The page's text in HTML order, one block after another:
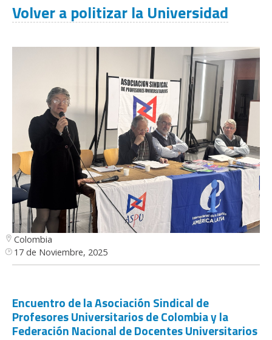
Volver a politizar la Universidad
Colombia
17 de Noviembre, 2025
Encuentro de la Asociación Sindical de
Profesores Universitarios de Colombia y la
Federación Nacional de Docentes Universitarios